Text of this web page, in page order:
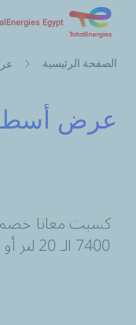
Egypt
مسار
الصفحة الرئيسية
عرض